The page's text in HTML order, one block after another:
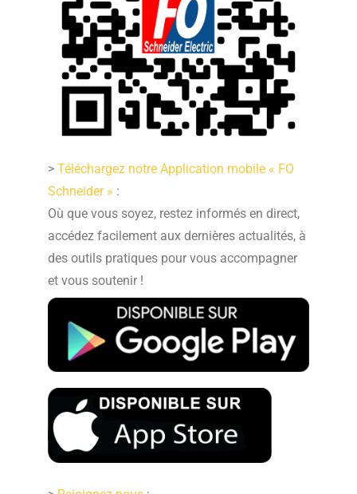
> Téléchargez notre Application mobile « FO
Schneider » :
Où que vous soyez, restez informés en direct,
accédez facilement aux dernières actualités, à
des outils pratiques pour vous accompagner
et vous soutenir !